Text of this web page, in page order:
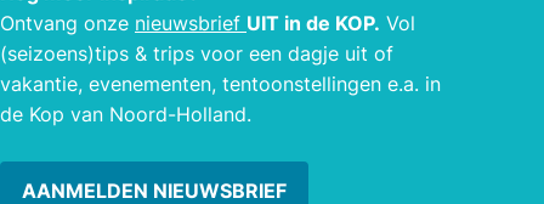
Ontvang onze nieuwsbrief UIT in de KOP. Vol
(seizoens)tips & trips voor een dagje uit of
vakantie, evenementen, tentoonstellingen e.a. in
de Kop van Noord-Holland.
AANMELDEN NIEUWSBRIEF